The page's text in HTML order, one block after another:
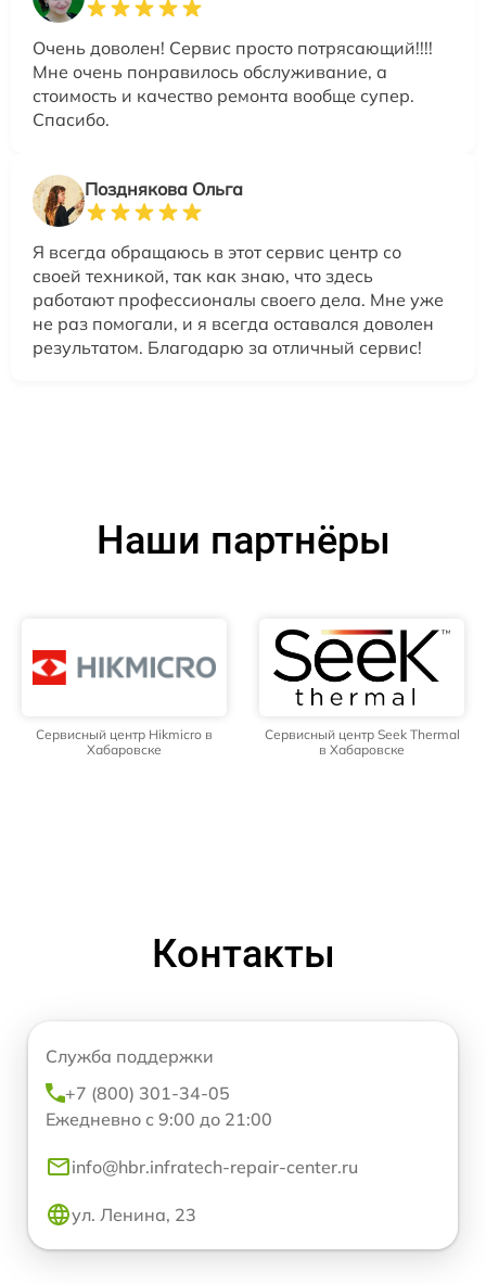
Очень доволен! Сервис просто потрясающий!!!!
Мне очень понравилось обслуживание, а
стоимость и качество ремонта вообще супер.
Спасибо.
Позднякова Ольга
Я всегда обращаюсь в этот сервис центр со
своей техникой, так как знаю, что здесь
работают профессионалы своего дела. Мне уже
не раз помогали, и я всегда оставался доволен
результатом. Благодарю за отличный сервис!
Наши партнёры
Сервисный центр Hikmicro в
Хабаровске
Сервисный центр Seek Thermal
в Хабаровске
Контакты
Служба поддержки
+7 (800) 301-34-05
Ежедневно с 9:00 до 21:00
info@hbr.infratech-repair-center.ru
ул. Ленина, 23